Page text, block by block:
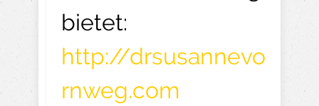
bietet:
http://drsusannevo
rnweg.com